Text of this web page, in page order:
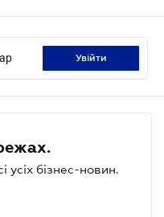
увійти
усіх бізнес-новин.